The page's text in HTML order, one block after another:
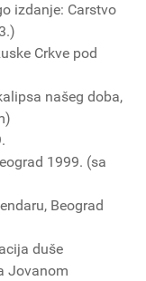
izdanje: Carstvo
Crkve pod
našeg doba,
1999. (sa
Beograd
duše
Jovanom